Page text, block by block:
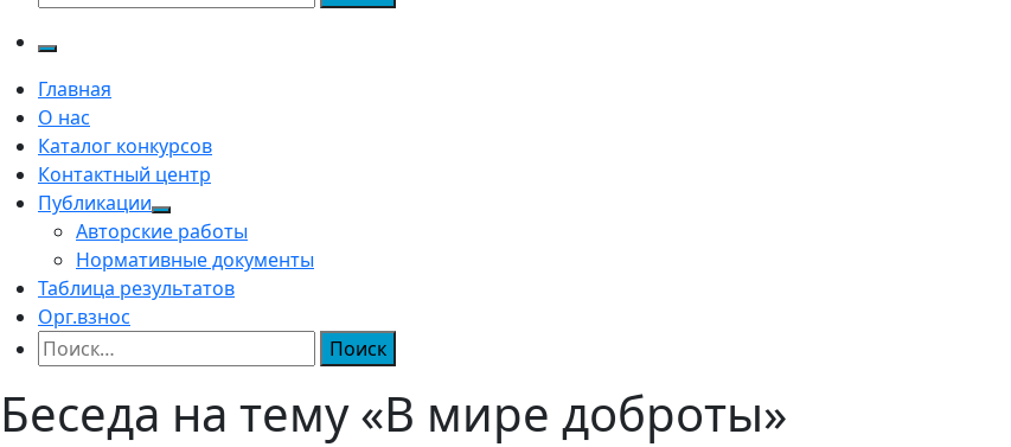
Главная
О нас
Каталог конкурсов
Контактный центр
Публикации
Авторские работы
Нормативные документы
Таблица результатов
Орг.взнос
Найти:
Беседа на тему «В мире доброты»